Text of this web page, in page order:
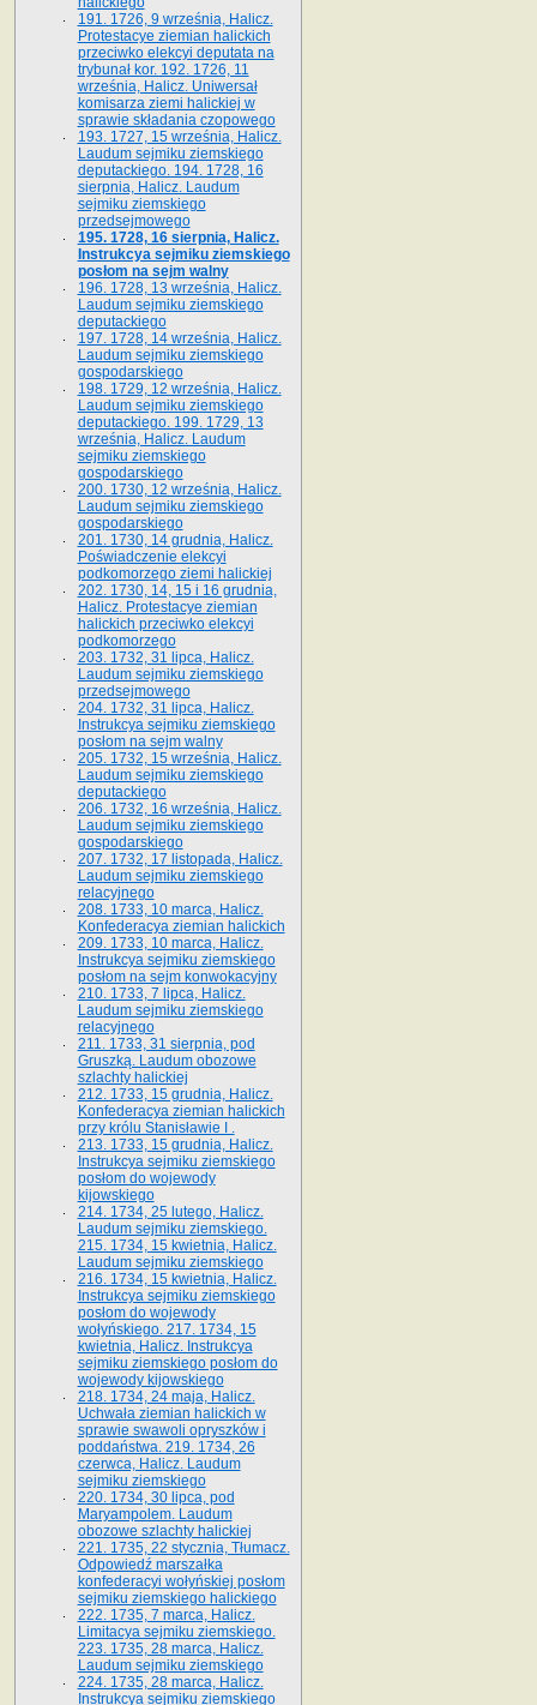
191. 1726, 9 września, Halicz.
Protestacye ziemian halickich
przeciwko elekcyi deputata na
trybunał kor. 192. 1726, 11
września, Halicz. Uniwersał
komisarza ziemi halickiej w
sprawie składania czopowego
193. 1727, 15 września, Halicz.
Laudum sejmiku ziemskiego
deputackiego. 194. 1728, 16
sierpnia, Halicz. Laudum
sejmiku ziemskiego
przedsejmowego
195. 1728, 16 sierpnia, Halicz.
Instrukcya sejmiku ziemskiego
posłom na sejm walny
196. 1728, 13 września, Halicz.
Laudum sejmiku ziemskiego
deputackiego
197. 1728, 14 września, Halicz.
Laudum sejmiku ziemskiego
gospodarskiego
198. 1729, 12 września, Halicz.
Laudum sejmiku ziemskiego
deputackiego. 199. 1729, 13
września, Halicz. Laudum
sejmiku ziemskiego
gospodarskiego
200. 1730, 12 września, Halicz.
Laudum sejmiku ziemskiego
gospodarskiego
201. 1730, 14 grudnia, Halicz.
Poświadczenie elekcyi
podkomorzego ziemi halickiej
202. 1730, 14, 15 i 16 grudnia,
Halicz. Protestacye ziemian
halickich przeciwko elekcyi
podkomorzego
203. 1732, 31 lipca, Halicz.
Laudum sejmiku ziemskiego
przedsejmowego
204. 1732, 31 lipca, Halicz.
Instrukcya sejmiku ziemskiego
posłom na sejm walny
205. 1732, 15 września, Halicz.
Laudum sejmiku ziemskiego
deputackiego
206. 1732, 16 września, Halicz.
Laudum sejmiku ziemskiego
gospodarskiego
207. 1732, 17 listopada, Halicz.
Laudum sejmiku ziemskiego
relacyjnego
208. 1733, 10 marca, Halicz.
Konfederacya ziemian halickich­
209. 1733, 10 marca, Halicz.
Instrukcya sejmiku ziemskiego
posłom na sejm konwokacyjny
210. 1733, 7 lipca, Halicz.
Laudum sejmiku ziemskiego
relacyjnego
211. 1733, 31 sierpnia, pod
Gruszką. Laudum obozowe
szlachty halickiej
212. 1733, 15 grudnia, Halicz.
Konfederacya ziemian halickich
przy królu Stanisławie I .
213. 1733, 15 grudnia, Halicz.
Instrukcya sejmiku ziemskiego
posłom do wojewody
kijowskiego
214. 1734, 25 lutego, Halicz.
Laudum sejmiku ziemskiego.
215. 1734, 15 kwietnia, Halicz.
Laudum sejmiku ziemskiego
216. 1734, 15 kwietnia, Halicz.
Instrukcya sejmiku ziemskiego
posłom do wojewody
wołyńskiego. 217. 1734, 15
kwietnia, Halicz. Instrukcya
sejmiku ziemskiego posłom do
wojewody kijowskiego
218. 1734, 24 maja, Halicz.
Uchwała ziemian halickich w
sprawie swawoli opryszków i
poddaństwa. 219. 1734, 26
czerwca, Halicz. Laudum
sejmiku ziemskiego
220. 1734, 30 lipca, pod
Maryampolem. Laudum
obozowe szlachty halickiej
221. 1735, 22 stycznia, Tłumacz.
Odpowiedź marszałka
konfederacyi wołyńskiej posłom
sejmiku ziemskiego halickiego
222. 1735, 7 marca, Halicz.
Limitacya sejmiku ziemskiego.
223. 1735, 28 marca, Halicz.
Laudum sejmiku ziemskiego
224. 1735, 28 marca, Halicz.
Instrukcya sejmiku ziemskiego